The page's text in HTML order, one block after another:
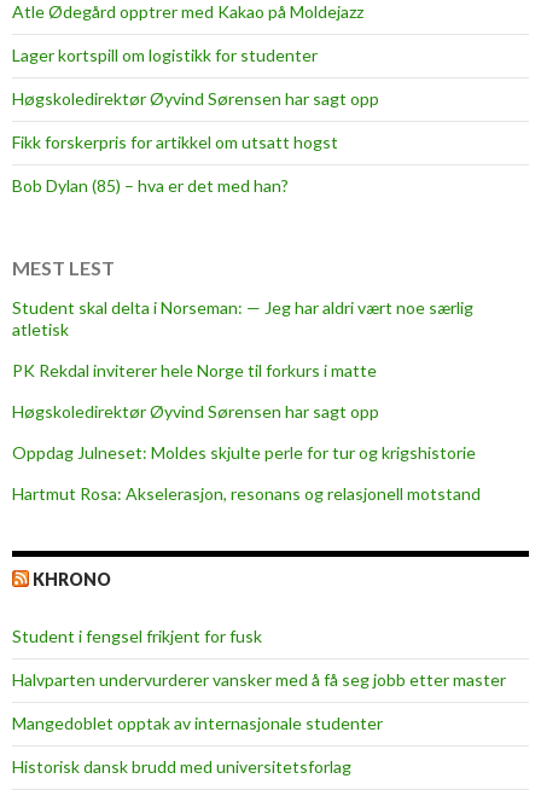
Atle Ødegård opptrer med Kakao på Moldejazz
Lager kortspill om logistikk for studenter
Høgskoledirektør Øyvind Sørensen har sagt opp
Fikk forskerpris for artikkel om utsatt hogst
Bob Dylan (85) – hva er det med han?
MEST LEST
Student skal delta i Norseman: — Jeg har aldri vært noe særlig
atletisk
PK Rekdal inviterer hele Norge til forkurs i matte
Høgskoledirektør Øyvind Sørensen har sagt opp
Oppdag Julneset: Moldes skjulte perle for tur og krigshistorie
Hartmut Rosa: Akselerasjon, resonans og relasjonell motstand
KHRONO
Student i fengsel frikjent for fusk
Halvparten undervurderer vansker med å få seg jobb etter master
Mangedoblet opptak av internasjonale studenter
Historisk dansk brudd med universitetsforlag